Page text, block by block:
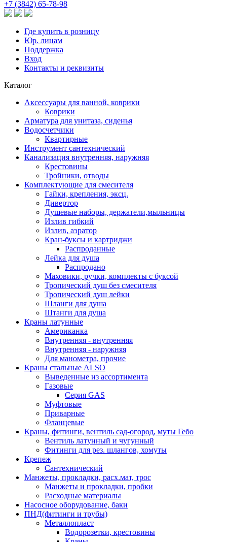
+7 (3842) 65-78-98
Где купить в розницу
Юр. лицам
Поддержка
Вход
Контакты и реквизиты
Каталог
Аксессуары для ванной, коврики
Коврики
Арматура для унитаза, сиденья
Водосчетчики
Квартирные
Инструмент сантехнический
Канализация внутренняя, наружняя
Крестовины
Тройники, отводы
Комплектующие для смесителя
Гайки, крепления, эксц.
Дивертор
Душевые наборы, держатели,мыльницы
Излив гибкий
Излив, аэратор
Кран-буксы и картриджи
Распроданные
Лейка для душа
Распродано
Маховики, ручки, комплекты с буксой
Тропический душ без смесителя
Тропический душ лейки
Шланги для душа
Штанги для душа
Краны латунные
Американка
Внутренняя - внутренняя
Внутренняя - наружняя
Для манометра, прочие
Краны стальные ALSO
Выведенные из ассортимента
Газовые
Серия GAS
Муфтовые
Приварные
Фланцевые
Краны, фитинги, вентиль сад-огород, муты Гебо
Вентиль латунный и чугунный
Фитинги для рез. шлангов, хомуты
Крепеж
Сантехнический
Манжеты, прокладки, расх.мат, трос
Манжеты и прокладки, пробки
Расходные материалы
Насосное оборудование, баки
ПНД(фитинги и трубы)
Металлопласт
Водорозетки, крестовины